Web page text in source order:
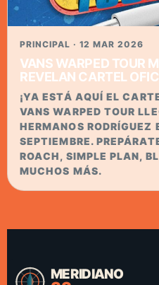
PRINCIPAL · 12 MAR 2026
VANS WARPED TOUR
REVELAN CARTEL
¡YA ESTÁ AQUÍ EL
VANS WARPED TOUR
HERMANOS RODRÍGUEZ
SEPTIEMBRE.
ROACH, SIMPLE PLAN,
MUCHOS MÁS.